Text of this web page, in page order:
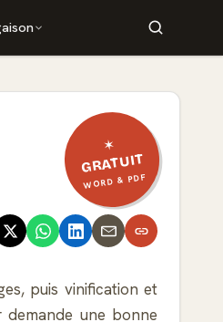
✶
GRATUIT
WORD & PDF
puis vinification et
une bonne